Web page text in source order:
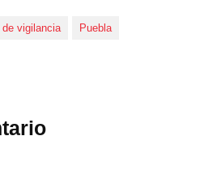
de vigilancia Puebla